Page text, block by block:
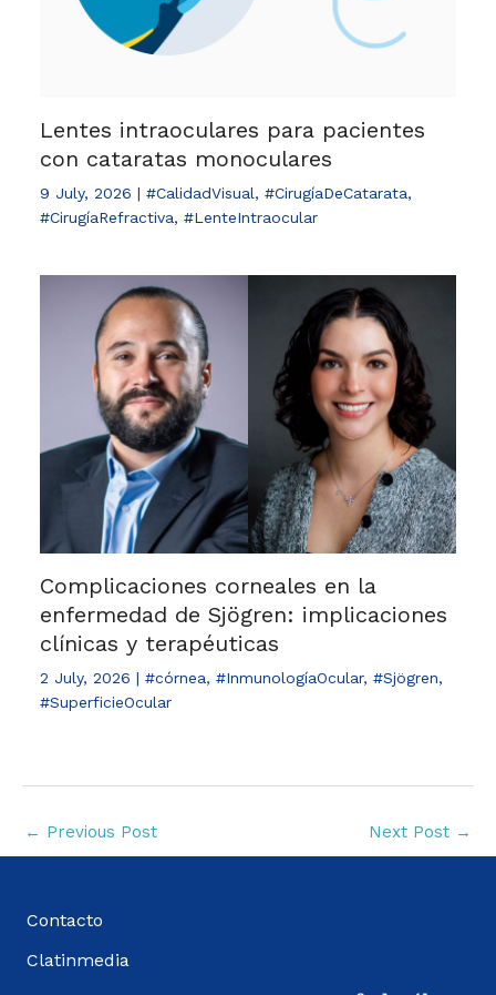
Lentes intraoculares para pacientes
con cataratas monoculares
9 July, 2026 | #CalidadVisual, #CirugíaDeCatarata,
#CirugíaRefractiva, #LenteIntraocular
Complicaciones corneales en la
enfermedad de Sjögren: implicaciones
clínicas y terapéuticas
2 July, 2026 | #córnea, #InmunologíaOcular, #Sjögren,
#SuperficieOcular
← Previous Post Next Post →
Contacto
Clatinmedia